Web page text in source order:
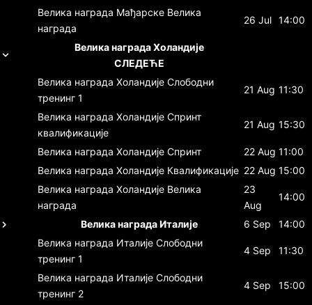
Велика награда Мађарске Велика
награда
26 Jul 14:00
Велика награда Холандије
СЛЕДЕЋЕ
Велика награда Холандије Слободни
тренинг 1
21 Aug 11:30
Велика награда Холандије Спринт
квалификације
21 Aug 15:30
Велика награда Холандије Спринт 22 Aug 11:00
Велика награда Холандије Квалификације 22 Aug 15:00
Велика награда Холандије Велика
награда
23
Aug
14:00
Велика награда Италије 6 Sep
14:00
Велика награда Италије Слободни
тренинг 1
4 Sep 11:30
Велика награда Италије Слободни
тренинг 2
4 Sep 15:00